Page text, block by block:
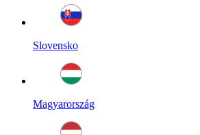
Slovensko
Magyarország